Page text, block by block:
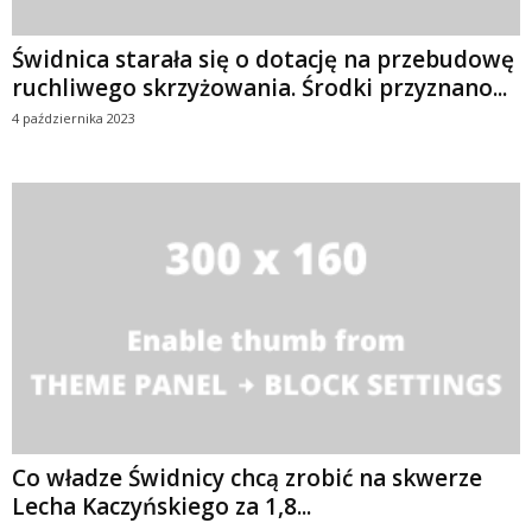
Świdnica starała się o dotację na przebudowę
ruchliwego skrzyżowania. Środki przyznano...
4 października 2023
Co władze Świdnicy chcą zrobić na skwerze
Lecha Kaczyńskiego za 1,8...